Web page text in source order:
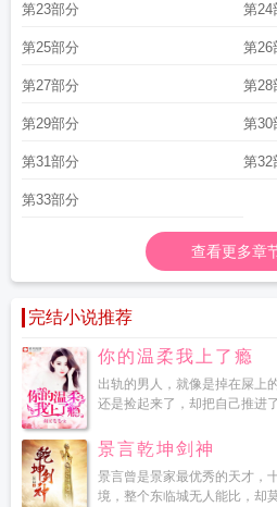
第23部分 第24
第25部分 第26
第27部分 第28
第29部分 第30
第31部分 第32
第33部分
查看更多章
完结小说推荐
你的温柔我上了瘾
出轨的男人，就像是掉在屎上
还是捡起来了，却把自己推进
景言乾坤剑神
景言曾是景家最优秀的天才，
境，整个东临城无人能比，却